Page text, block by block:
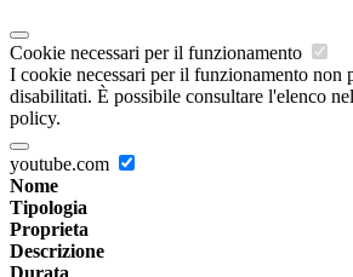
Cookie necessari per il funzionamento
I cookie necessari per il funzionamento non
disabilitati. È possibile consultare l'elenco
policy.
youtube.com
Nome
Tipologia
Proprieta
Descrizione